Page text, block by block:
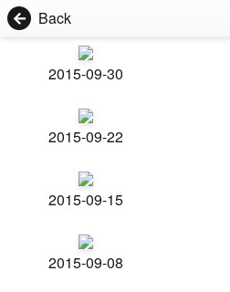
Back
2015-09-30
2015-09-22
2015-09-15
2015-09-08